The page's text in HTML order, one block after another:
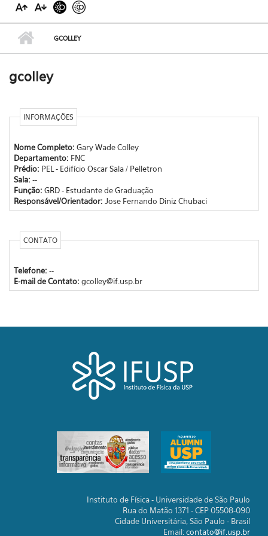
GCOLLEY
gcolley
INFORMAÇÕES
Nome Completo: Gary Wade Colley
Departamento: FNC
Prédio: PEL - Edifício Oscar Sala / Pelletron
Sala: --
Função: GRD - Estudante de Graduação
Responsável/Orientador: Jose Fernando Diniz Chubaci
CONTATO
Telefone: --
E-mail de Contato: gcolley@if.usp.br
Instituto de Física - Universidade de São Paulo
Rua do Matão 1371 - CEP 05508-090
Cidade Universitária, São Paulo - Brasil
Email:contato@if.usp.br